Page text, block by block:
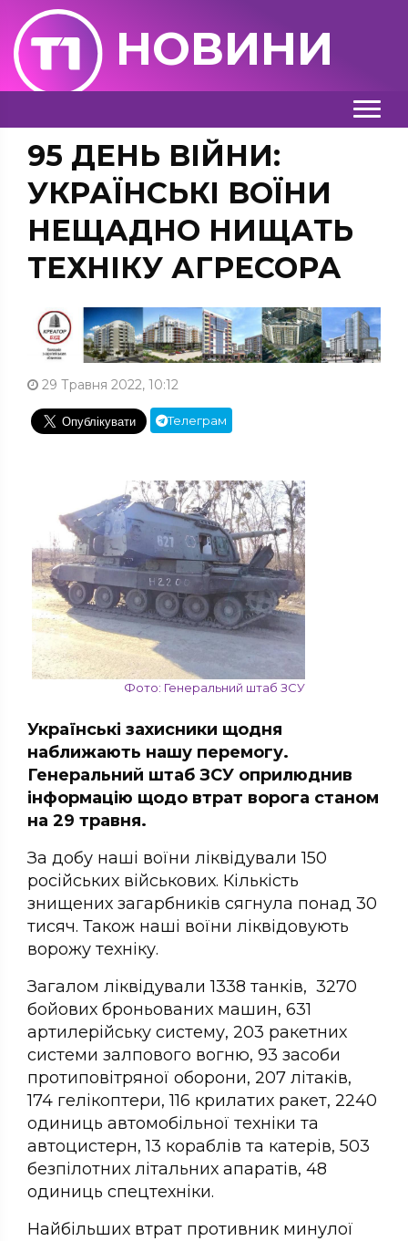
НОВИНИ
95 ДЕНЬ ВІЙНИ:
УКРАЇНСЬКІ ВОЇНИ
НЕЩАДНО НИЩАТЬ
ТЕХНІКУ АГРЕСОРА
29 Травня 2022, 10:12
Телеграм
Фото: Генеральний штаб ЗСУ
Українські захисники щодня
наближають нашу перемогу.
Генеральний штаб ЗСУ оприлюднив
інформацію щодо втрат ворога станом
на 29 травня.
За добу наші воїни ліквідували 150
російських військових. Кількість
знищених загарбників сягнула понад 30
тисяч. Також наші воїни ліквідовують
ворожу техніку.
Загалом ліквідували 1338 танків, 3270
бойових броньованих машин, 631
артилерійську систему, 203 ракетних
системи залпового вогню, 93 засоби
протиповітряної оборони, 207 літаків,
174 гелікоптери, 116 крилатих ракет, 2240
одиниць автомобільної техніки та
автоцистерн, 13 кораблів та катерів, 503
безпілотних літальних апаратів, 48
одиниць спецтехніки.
Найбільших втрат противник минулої